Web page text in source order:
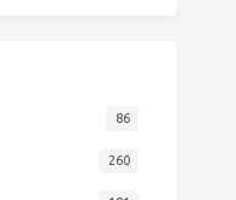
86
260